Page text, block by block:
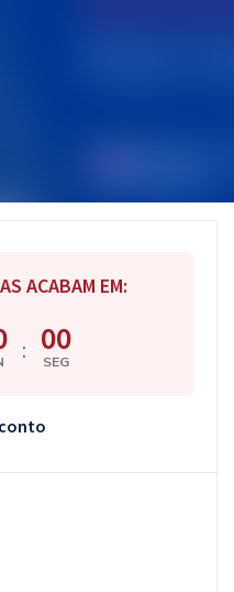
ACABAM EM:
: 00
SEG